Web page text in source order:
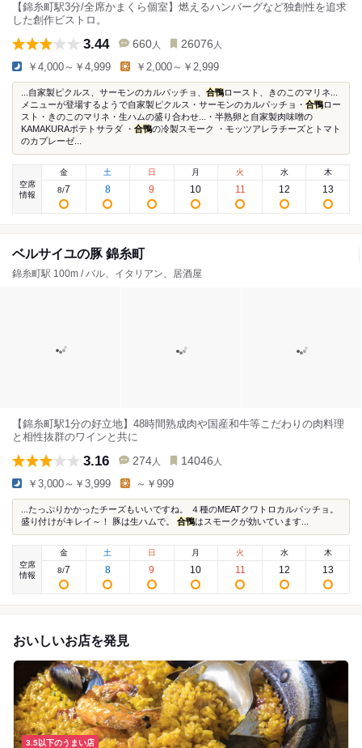
【錦糸町駅3分/全席かまくら個室】燃えるハンバーグなど独創性を追求
した創作ビストロ。
3.44 660 人 26076 人
￥4,000～￥4,999 ￥2,000～￥2,999
...自家製ピクルス、サーモンのカルパッチョ、 合鴨ロースト、きのこのマリネ...
メニューが登場するようで自家製ピクルス・サーモンのカルパッチョ・ 合鴨ロー
スト・きのこのマリネ・生ハムの盛り合わせ...・半熟卵と自家製肉味噌の
KAMAKURAポテトサラダ ・ 合鴨の冷製スモーク ・モッツアレラチーズとトマト
のカプレーゼ...
空席
情報
金
8/7
土
8
日
9
月
10
火
11
水
12
木
13
ベルサイユの豚 錦糸町
錦糸町駅 100m / バル、イタリアン、居酒屋
【錦糸町駅1分の好立地】48時間熟成肉や国産和牛等こだわりの肉料理
と相性抜群のワインと共に
3.16 274 人 14046 人
￥3,000～￥3,999 ～￥999
...たっぷりかかったチーズもいいですね。 ４種のMEATクワトロカルパッチョ。
盛り付けがキレイ～！ 豚は生ハムで。 合鴨はスモークが効いています...
空席
情報
金
8/7
土
8
日
9
月
10
火
11
水
12
木
13
おいしいお店を発見
3.5以下のうまい店